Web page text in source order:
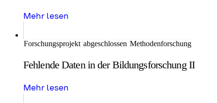
Mehr lesen
Forschungsprojekt abgeschlossen Methodenforschung
Fehlende Daten in der Bildungsforschung II
Mehr lesen